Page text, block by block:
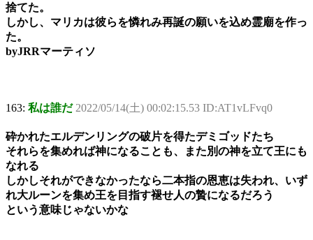
捨てた。
しかし、マリカは彼らを憐れみ再誕の願いを込め霊廟を作っ
た。
byJRRマーティソ
163: 私は誰だ 2022/05/14(土) 00:02:15.53 ID:AT1vLFvq0
砕かれたエルデンリングの破片を得たデミゴッドたち
それらを集めれば神になることも、また別の神を立て王にも
なれる
しかしそれができなかったなら二本指の恩恵は失われ、いず
れ大ルーンを集め王を目指す褪せ人の贄になるだろう
という意味じゃないかな